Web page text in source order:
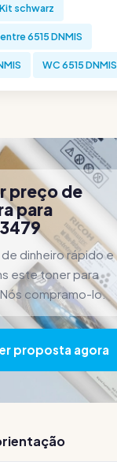
schwarz
6515 DNMIS
WC 6515 DNMIS
preço de
para
dinheiro rápido e
este toner para
compramo-lo.
proposta agora